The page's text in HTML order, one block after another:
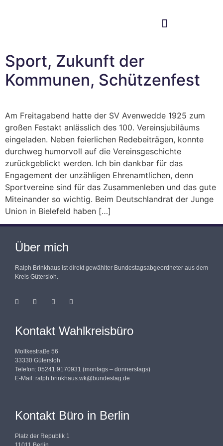
Sport, Zukunft der
Kommunen, Schützenfest
Am Freitagabend hatte der SV Avenwedde 1925 zum
großen Festakt anlässlich des 100. Vereinsjubiläums
eingeladen. Neben feierlichen Redebeiträgen, konnte
durchweg humorvoll auf die Vereinsgeschichte
zurückgeblickt werden. Ich bin dankbar für das
Engagement der unzähligen Ehrenamtlichen, denn
Sportvereine sind für das Zusammenleben und das gute
Miteinander so wichtig. Beim Deutschlandrat der Junge
Union in Bielefeld haben […]
Über mich
Ralph Brinkhaus ist direkt gewählter Bundestagsabgeordneter aus dem
Kreis Gütersloh.
Kontakt Wahlkreisbüro
Moltkestraße 56
33330 Gütersloh
Telefon: 05241 9170931 (montags – donnerstags)
E-Mail: ralph.brinkhaus.wk@bundestag.de
Kontakt Büro in Berlin
Platz der Republik 1